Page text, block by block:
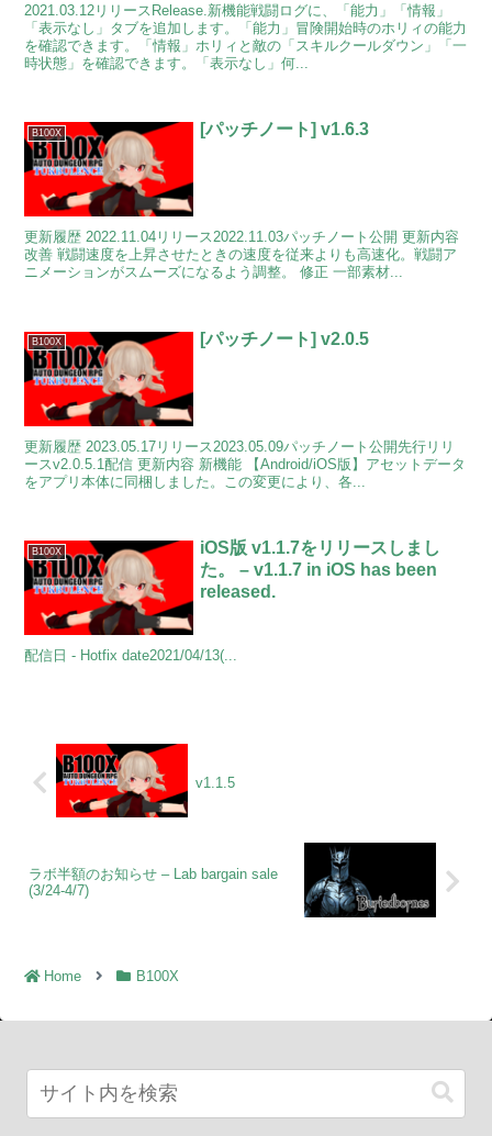
2021.03.12リリースRelease.新機能戦闘ログに、「能力」「情報」
「表示なし」タブを追加します。「能力」冒険開始時のホリィの能力
を確認できます。「情報」ホリィと敵の「スキルクールダウン」「一
時状態」を確認できます。「表示なし」何...
B100X [パッチノート] v1.6.3
更新履歴 2022.11.04リリース2022.11.03パッチノート公開 更新内容
改善 戦闘速度を上昇させたときの速度を従来よりも高速化。戦闘ア
ニメーションがスムーズになるよう調整。 修正 一部素材...
B100X [パッチノート] v2.0.5
更新履歴 2023.05.17リリース2023.05.09パッチノート公開先行リリ
ースv2.0.5.1配信 更新内容 新機能 【Android/iOS版】アセットデータ
をアプリ本体に同梱しました。この変更により、各...
B100X
iOS版 v1.1.7をリリースしまし
た。 – v1.1.7 in iOS has been
released.
配信日 - Hotfix date2021/04/13(...
v1.1.5
ラボ半額のお知らせ – Lab bargain sale
(3/24-4/7)
Home B100X